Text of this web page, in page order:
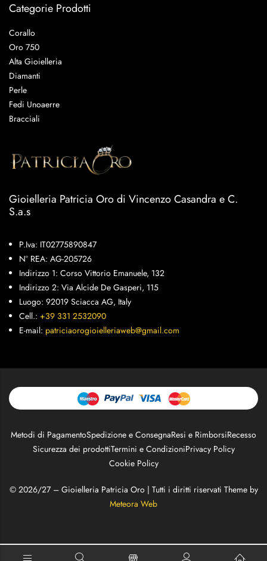
Gioielleria Patricia Oro di Vincenzo Casandra e C.
S.a.s
P.Iva: IT02775890847
N° REA: AG-205726
Indirizzo 1: Corso Vittorio Emanuele, 132
Indirizzo 2: Via Alcide De Gasperi, 115
Luogo: 92019 Sciacca AG, Italy
Cell.: +39 331 2532090
E-mail: patriciaorogioielleriaweb@gmail.com
Categorie Prodotti
Corallo
Oro 750
Alta Gioielleria
Diamanti
Perle
Fedi Unoaerre
Bracciali
Metodi di PagamentoSpedizione e ConsegnaResi e RimborsiRecesso
Sicurezza dei prodottiTermini e CondizioniPrivacy Policy
Cookie Policy
© 2026/27 – Gioielleria Patricia Oro | Tutti i diritti riservati Theme by
Meteora Web